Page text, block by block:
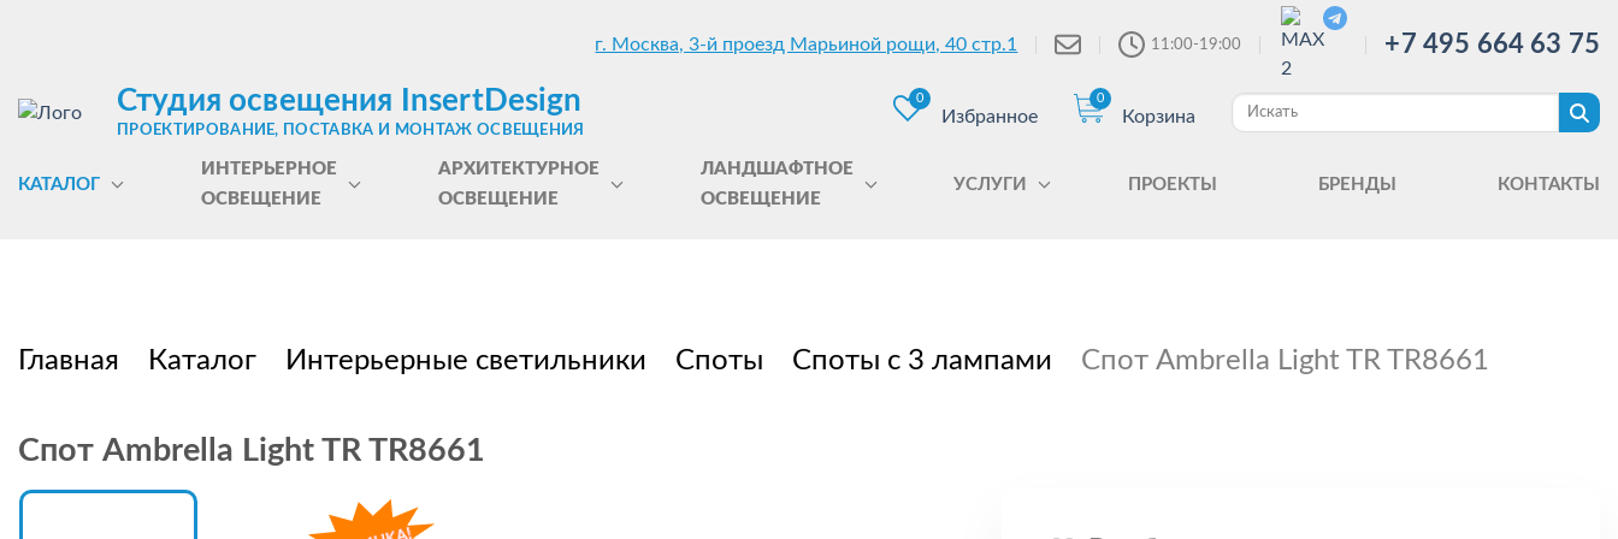
г. Москва, 3-й проезд Марьиной рощи, 40 стр.1 11:00-19:00 +7 495 664 63 75
Студия освещения InsertDesign
ПРОЕКТИРОВАНИЕ, ПОСТАВКА И МОНТАЖ ОСВЕЩЕНИЯ
0
Избранное
0
Корзина
КАТАЛОГ
ИНТЕРЬЕРНОЕ
ОСВЕЩЕНИЕ
АРХИТЕКТУРНОЕ
ОСВЕЩЕНИЕ
ЛАНДШАФТНОЕ
ОСВЕЩЕНИЕ
УСЛУГИ ПРОЕКТЫ БРЕНДЫ КОНТАКТЫ
Главная Каталог Интерьерные светильники Споты Споты с 3 лампами Спот Ambrella Light TR TR8661
Спот Ambrella Light TR TR8661